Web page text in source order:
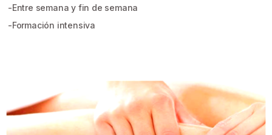
-Entre semana y fin de semana
-Formación intensiva